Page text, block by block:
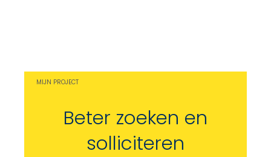
MIJN PROJECT
Beter zoeken en
solliciteren